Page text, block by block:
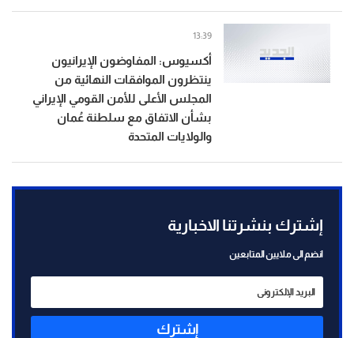
أكسيوس: المفاوضون الإيرانيون
ينتظرون الموافقات النهائية من
المجلس الأعلى للأمن القومي الإيراني
بشأن الاتفاق مع سلطنة عُمان
والولايات المتحدة
13:39
إشترك بنشرتنا الاخبارية
انضم الى ملايين المتابعين
إشترك